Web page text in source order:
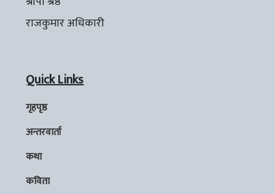
राजकुमार अधिकारी
Quick Links
गृहपृष्ठ
अन्तरवार्ता
कथा
कविता